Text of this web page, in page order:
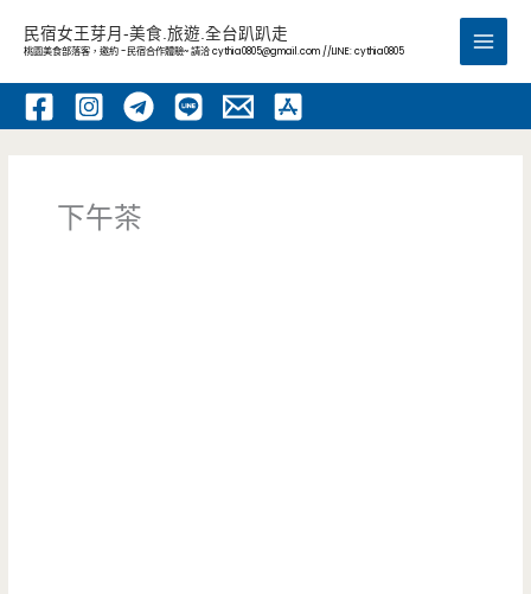
內
民宿女王芽月-美食.旅遊.全台趴趴走
桃園美食部落客，邀約 -民宿合作體驗~ 請洽cythia0805@gmail.com //LINE: cythia0805
Main
下午茶